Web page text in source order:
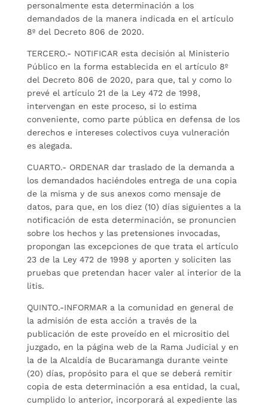
personalmente esta determinación a los
demandados de la manera indicada en el artículo
8º del Decreto 806 de 2020.
TERCERO.- NOTIFICAR esta decisión al Ministerio
Público en la forma establecida en el artículo 8º
del Decreto 806 de 2020, para que, tal y como lo
prevé el artículo 21 de la Ley 472 de 1998,
intervengan en este proceso, si lo estima
conveniente, como parte pública en defensa de los
derechos e intereses colectivos cuya vulneración
es alegada.
CUARTO.- ORDENAR dar traslado de la demanda a
los demandados haciéndoles entrega de una copia
de la misma y de sus anexos como mensaje de
datos, para que, en los diez (10) días siguientes a la
notificación de esta determinación, se pronuncien
sobre los hechos y las pretensiones invocadas,
propongan las excepciones de que trata el artículo
23 de la Ley 472 de 1998 y aporten y soliciten las
pruebas que pretendan hacer valer al interior de la
litis.
QUINTO.-INFORMAR a la comunidad en general de
la admisión de esta acción a través de la
publicación de este proveído en el micrositio del
juzgado, en la página web de la Rama Judicial y en
la de la Alcaldía de Bucaramanga durante veinte
(20) días, propósito para el que se deberá remitir
copia de esta determinación a esa entidad, la cual,
cumplido lo anterior, incorporará al expediente las